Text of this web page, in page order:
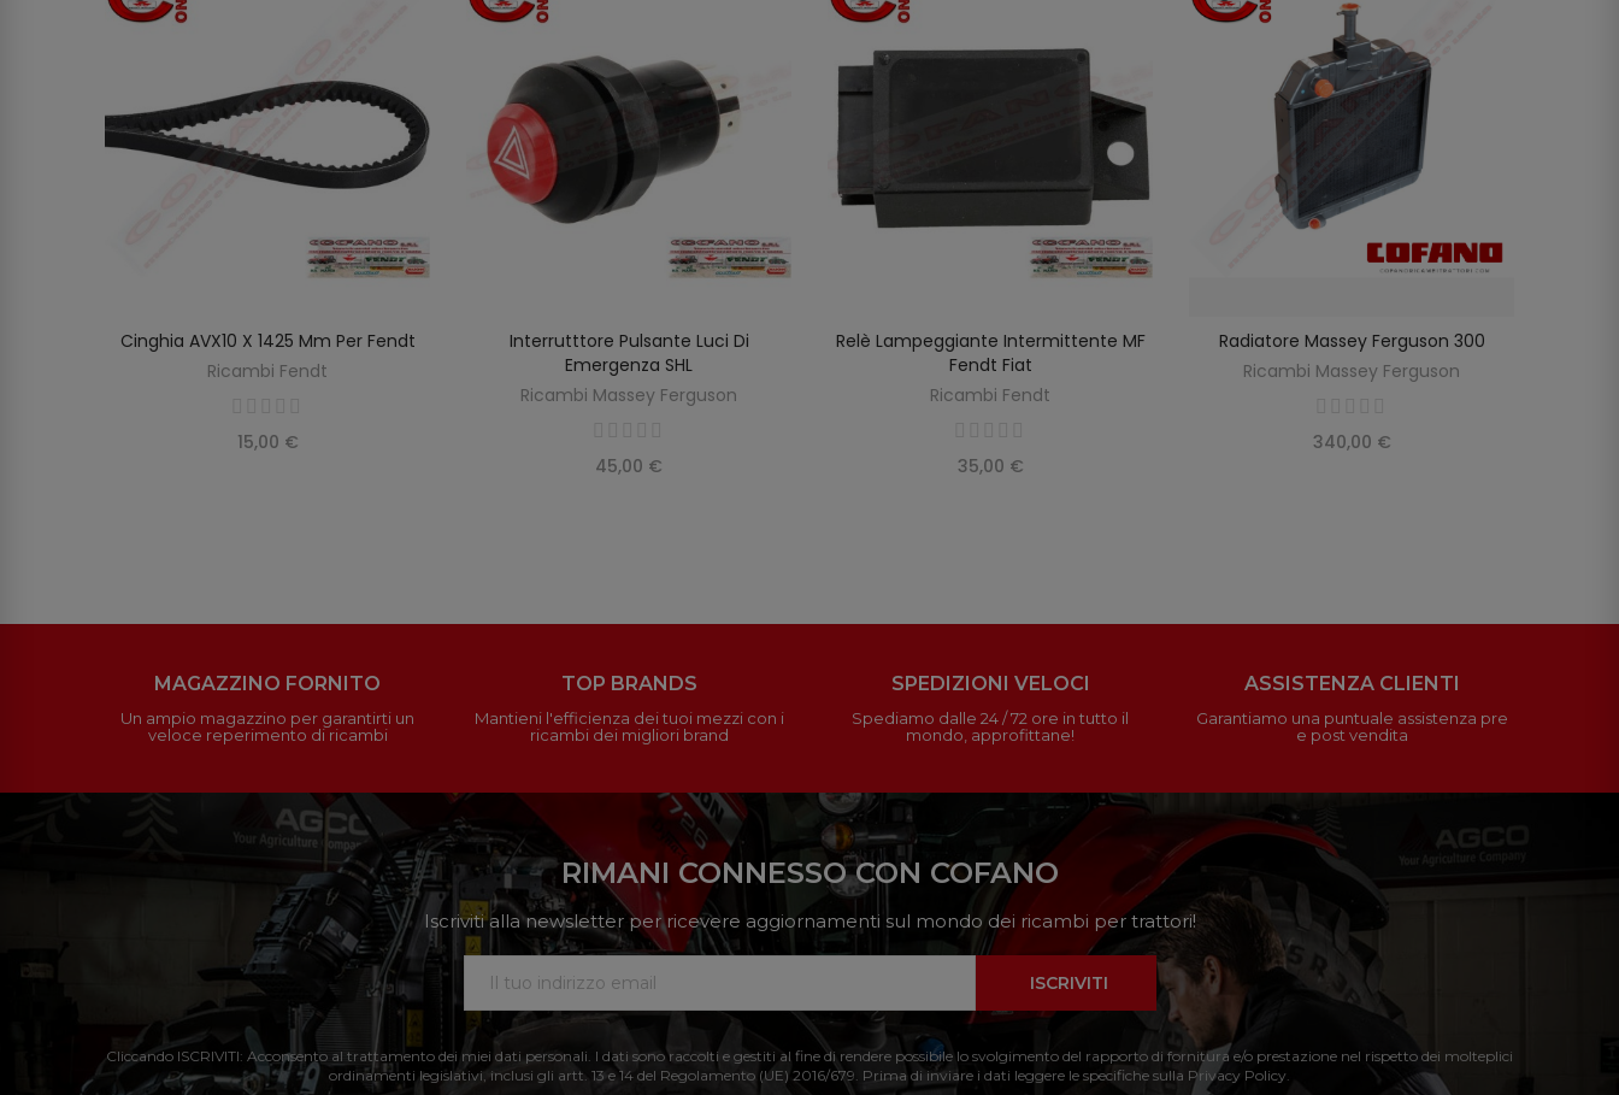
AGGIUNGI AL CARRELLO
Cinghia AVX10 X 1425 Mm Per Fendt
Ricambi Fendt
15,00 €
SCOPRIRE
Interrutttore Pulsante Luci Di
Emergenza SHL
Ricambi Massey Ferguson
45,00 €
AGGIUNGI AL CARRELLO
Relè Lampeggiante Intermittente MF
Fendt Fiat
Ricambi Fendt
35,00 €
AGGIUNGI AL CARRELLO
Radiatore Massey Ferguson 300
Ricambi Massey Ferguson
340,00 €
MAGAZZINO FORNITO
Un ampio magazzino per garantirti un
veloce reperimento di ricambi
TOP BRANDS
Mantieni l'efficienza dei tuoi mezzi con i
ricambi dei migliori brand
SPEDIZIONI VELOCI
Spediamo dalle 24 / 72 ore in tutto il
mondo, approfittane!
ASSISTENZA CLIENTI
Garantiamo una puntuale assistenza pre
e post vendita
RIMANI CONNESSO CON COFANO
Iscriviti alla newsletter per ricevere aggiornamenti sul mondo dei ricambi per trattori!
ISCRIVITI
Cliccando ISCRIVITI: Acconsento al trattamento dei miei dati personali. I dati sono raccolti e gestiti al fine di rendere possibile lo svolgimento del rapporto di fornitura e/o prestazione nel rispetto dei molteplici
ordinamenti legislativi, inclusi gli artt. 13 e 14 del Regolamento (UE) 2016/679. Prima di inviare i dati leggere le specifiche sulla Privacy Policy.